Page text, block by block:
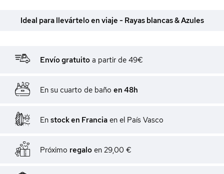
Ideal para llevártelo en viaje - Rayas blancas & Azules
Envío gratuito a partir de 49€
En su cuarto de baño en 48h
En stock en Francia en el País Vasco
Próximo regalo en 29,00 €